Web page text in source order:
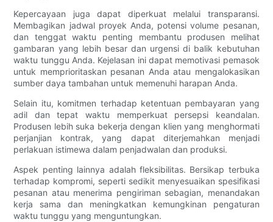
Kepercayaan juga dapat diperkuat melalui transparansi.
Membagikan jadwal proyek Anda, potensi volume pesanan,
dan tenggat waktu penting membantu produsen melihat
gambaran yang lebih besar dan urgensi di balik kebutuhan
waktu tunggu Anda. Kejelasan ini dapat memotivasi pemasok
untuk memprioritaskan pesanan Anda atau mengalokasikan
sumber daya tambahan untuk memenuhi harapan Anda.
Selain itu, komitmen terhadap ketentuan pembayaran yang
adil dan tepat waktu memperkuat persepsi keandalan.
Produsen lebih suka bekerja dengan klien yang menghormati
perjanjian kontrak, yang dapat diterjemahkan menjadi
perlakuan istimewa dalam penjadwalan dan produksi.
Aspek penting lainnya adalah fleksibilitas. Bersikap terbuka
terhadap kompromi, seperti sedikit menyesuaikan spesifikasi
pesanan atau menerima pengiriman sebagian, menandakan
kerja sama dan meningkatkan kemungkinan pengaturan
waktu tunggu yang menguntungkan.